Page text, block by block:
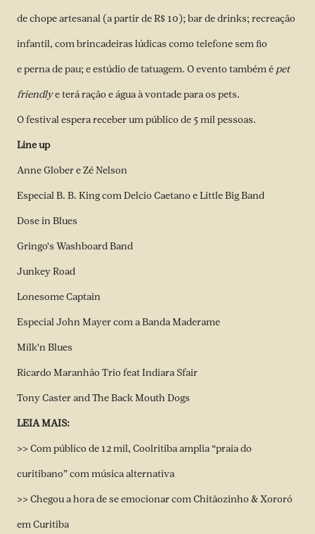
de chope artesanal (a partir de R$ 10); bar de drinks; recreação
infantil, com brincadeiras lúdicas como telefone sem fio
e perna de pau; e estúdio de tatuagem. O evento também é pet
friendlye terá ração e água à vontade para os pets.
O festival espera receber um público de 5 mil pessoas.
Line up
Anne Glober e Zé Nelson
Especial B. B. King com Delcio Caetano e Little Big Band
Dose in Blues
Gringo's Washboard Band
Junkey Road
Lonesome Captain
Especial John Mayer com a Banda Maderame
Milk'n Blues
Ricardo Maranhão Trio feat Indiara Sfair
Tony Caster and The Back Mouth Dogs
LEIA MAIS:
>> Com público de 12 mil, Coolritiba amplia “praia do
curitibano” com música alternativa
>> Chegou a hora de se emocionar com Chitãozinho & Xororó
em Curitiba